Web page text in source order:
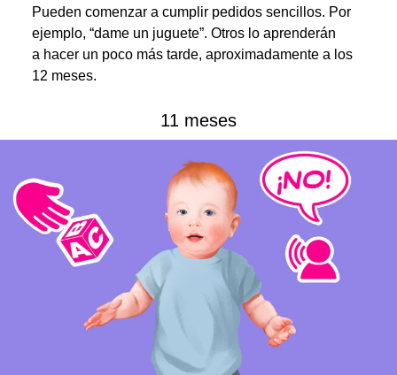
Pueden comenzar a cumplir pedidos sencillos. Por
ejemplo, “dame un juguete”. Otros lo aprenderán
a hacer un poco más tarde, aproximadamente a los
12 meses.
11 meses